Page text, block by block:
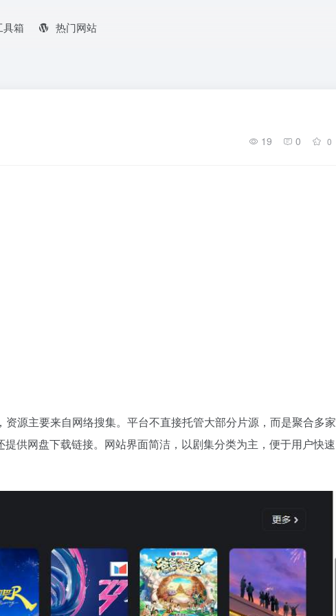
具箱 热门网站
19 0 0
源主要来自网络搜集。平台不直接托管大部分片源，而是聚合多家
供网盘下载链接。网站界面简洁，以剧集分类为主，便于用户快速